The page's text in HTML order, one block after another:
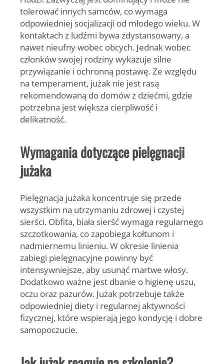
tolerować innych samców, co wymaga
odpowiedniej socjalizacji od młodego wieku. W
kontaktach z ludźmi bywa zdystansowany, a
nawet nieufny wobec obcych. Jednak wobec
członków swojej rodziny wykazuje silne
przywiązanie i ochronną postawę. Ze względu
na temperament, jużak nie jest rasą
rekomendowaną do domów z dziećmi, gdzie
potrzebna jest większa cierpliwość i
delikatność.
Wymagania dotyczące pielęgnacji
jużaka
Pielęgnacja jużaka koncentruje się przede
wszystkim na utrzymaniu zdrowej i czystej
sierści. Obfita, biała sierść wymaga regularnego
szczotkowania, co zapobiega kołtunom i
nadmiernemu linieniu. W okresie linienia
zabiegi pielęgnacyjne powinny być
intensywniejsze, aby usunąć martwe włosy.
Dodatkowo ważne jest dbanie o higienę uszu,
oczu oraz pazurów. Jużak potrzebuje także
odpowiedniej diety i regularnej aktywności
fizycznej, które wspierają jego kondycję i dobre
samopoczucie.